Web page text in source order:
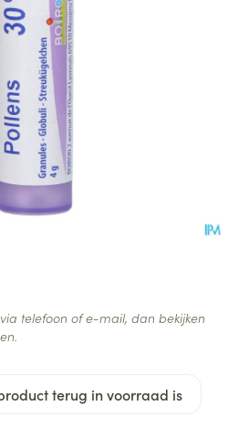
terug in voorraad is
telefoon of e-mail, dan bekijken